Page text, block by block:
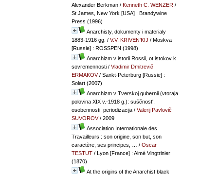
Alexander Berkman/ Kenneth C. WENZER/
St.James, New York [USA] : Brandywine
Press (1996)
Anarchisty, dokumenty i materialy
1883-1916 gg. / V.V. KRIVEN'KIJ / Moskva
[Russie] : ROSSPEN (1998)
Anarchizm v istorii Rossii, ot istokov k
sovremennosti/ Vladimir Dmitrevič
ERMAKOV/ Sankt-Peterburg [Russie] :
Solart (2007)
Anarchizm v Tverskoj gubernii (vtoraja
polovina XIX v.-1918 g.): suščnost',
osobennosti, periodizacija/ Valerij Pavlovič
SUVOROV/ 2009
Association Internationale des
Travailleurs : son origine, son but, son
caractère, ses principes, …
/ Oscar
TESTUT/ Lyon [France] : Aimé Vingtrinier
(1870)
At the origins of the Anarchist black